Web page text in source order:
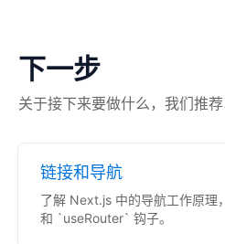
下一步
关于接下来要做什么，我们推
链接和导航
了解 Next.js 中的导航工作原理
和 `useRouter` 钩子。